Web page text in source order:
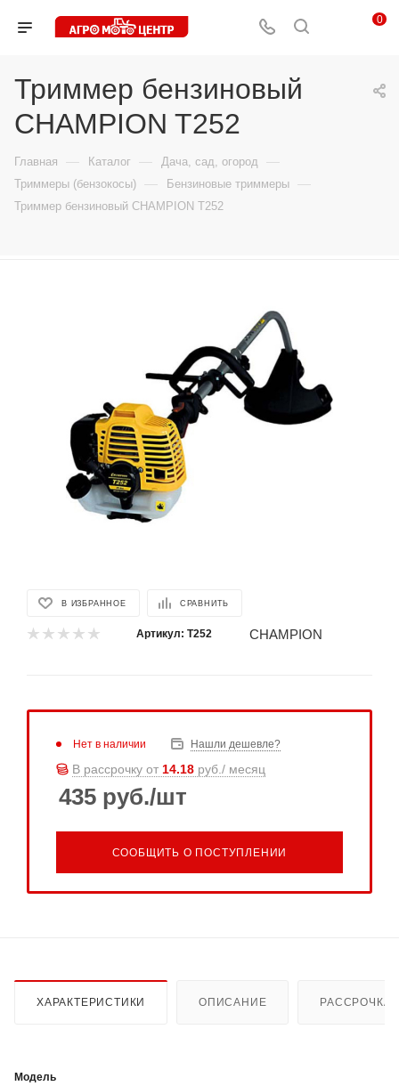
0
Триммер бензиновый
CHAMPION T252
Главная — Каталог — Дача, сад, огород —
Триммеры (бензокосы) — Бензиновые триммеры —
Триммер бензиновый CHAMPION T252
В ИЗБРАННОЕ СРАВНИТЬ
Артикул: T252 CHAMPION
435 руб./шт
Нет в наличии Нашли дешевле?
В рассрочку от 14.18 руб./ месяц
СООБЩИТЬ О ПОСТУПЛЕНИИ
ХАРАКТЕРИСТИКИ ОПИСАНИЕ РАССРОЧКА
Модель